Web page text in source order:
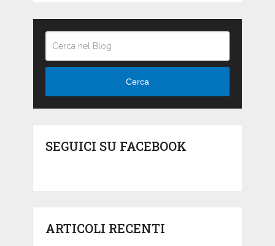
Cerca
SEGUICI SU FACEBOOK
ARTICOLI RECENTI